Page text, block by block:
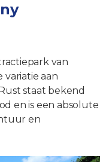
van
aan
staat bekend
en is een absolute
en